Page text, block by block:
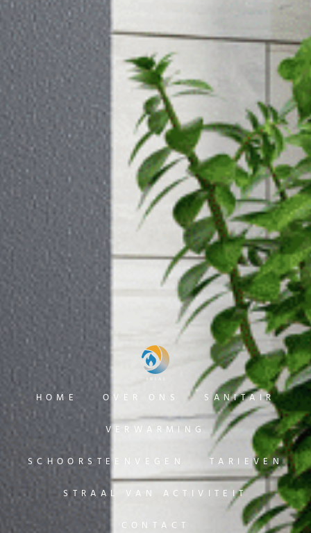
HOME OVER ONS SANITAIR
VERWARMING
SCHOORSTEENVEGEN TARIEVEN
STRAAL VAN ACTIVITEIT
CONTACT